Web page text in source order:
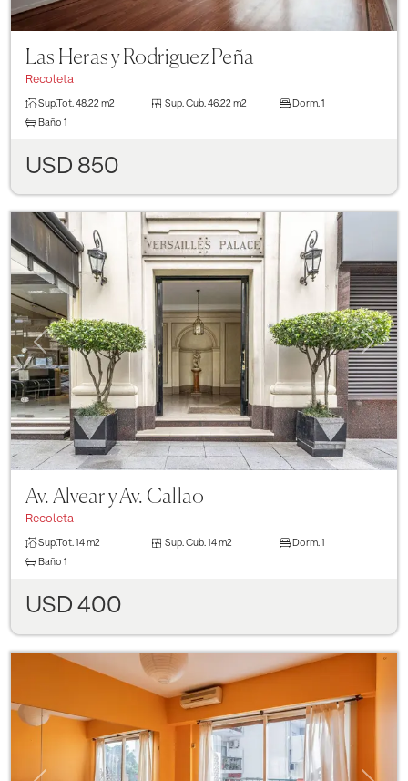
Las Heras y Rodriguez Peña
Recoleta
Sup.Tot. 48.22 m2 Sup. Cub. 46.22 m2 Dorm. 1
Baño 1
USD 850
Previous Next
Av. Alvear y Av. Callao
Recoleta
Sup.Tot.14 m2 Sup. Cub. 14 m2 Dorm. 1
Baño 1
USD 400
Previous